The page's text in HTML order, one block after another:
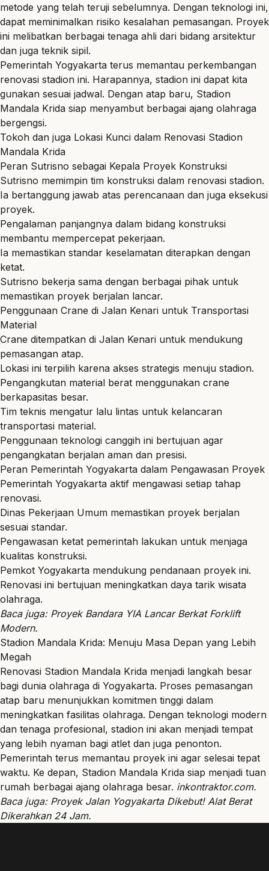
metode yang telah teruji sebelumnya. Dengan teknologi ini,
dapat meminimalkan risiko kesalahan pemasangan. Proyek
ini melibatkan berbagai tenaga ahli dari bidang arsitektur
dan juga teknik sipil.
Pemerintah Yogyakarta terus memantau perkembangan
renovasi stadion ini. Harapannya, stadion ini dapat kita
gunakan sesuai jadwal. Dengan atap baru, Stadion
Mandala Krida siap menyambut berbagai ajang olahraga
bergengsi.
Tokoh dan juga Lokasi Kunci dalam Renovasi Stadion
Mandala Krida
Peran Sutrisno sebagai Kepala Proyek Konstruksi
Sutrisno memimpin tim konstruksi dalam renovasi stadion.
Ia bertanggung jawab atas perencanaan dan juga eksekusi
proyek.
Pengalaman panjangnya dalam bidang konstruksi
membantu mempercepat pekerjaan.
Ia memastikan standar keselamatan diterapkan dengan
ketat.
Sutrisno bekerja sama dengan berbagai pihak untuk
memastikan proyek berjalan lancar.
Penggunaan Crane di Jalan Kenari untuk Transportasi
Material
Crane ditempatkan di Jalan Kenari untuk mendukung
pemasangan atap.
Lokasi ini terpilih karena akses strategis menuju stadion.
Pengangkutan material berat menggunakan crane
berkapasitas besar.
Tim teknis mengatur lalu lintas untuk kelancaran
transportasi material.
Penggunaan teknologi canggih ini bertujuan agar
pengangkatan berjalan aman dan presisi.
Peran Pemerintah Yogyakarta dalam Pengawasan Proyek
Pemerintah Yogyakarta aktif mengawasi setiap tahap
renovasi.
Dinas Pekerjaan Umum memastikan proyek berjalan
sesuai standar.
Pengawasan ketat pemerintah lakukan untuk menjaga
kualitas konstruksi.
Pemkot Yogyakarta mendukung pendanaan proyek ini.
Renovasi ini bertujuan meningkatkan daya tarik wisata
olahraga.
Baca juga: Proyek Bandara YIA Lancar Berkat Forklift
Modern.
Stadion Mandala Krida: Menuju Masa Depan yang Lebih
Megah
Renovasi Stadion Mandala Krida menjadi langkah besar
bagi dunia olahraga di Yogyakarta. Proses pemasangan
atap baru menunjukkan komitmen tinggi dalam
meningkatkan fasilitas olahraga. Dengan teknologi modern
dan tenaga profesional, stadion ini akan menjadi tempat
yang lebih nyaman bagi atlet dan juga penonton.
Pemerintah terus memantau proyek ini agar selesai tepat
waktu. Ke depan, Stadion Mandala Krida siap menjadi tuan
rumah berbagai ajang olahraga besar. inkontraktor.com.
Baca juga: Proyek Jalan Yogyakarta Dikebut! Alat Berat
Dikerahkan 24 Jam.